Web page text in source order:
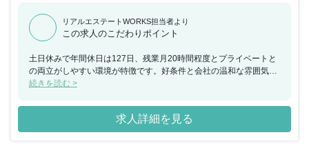
リアルエステートWORKS担当者より
この求人のこだわりポイント
土日休みで年間休日は127日、残業月20時間程度とプライベートと
の両立がしやすい環境が特徴です。好条件と会社の温和な雰囲気で
退職者は非常に少なく、定着率も高いのだとか。長く安心して働け
ある企業で、一緒に成長していきませんか？
続きを読む >
求人詳細を見る